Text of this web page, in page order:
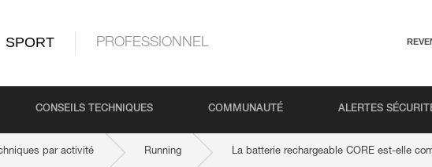
SPORT PROFESSIONNEL
CONSEILS TECHNIQUES COMMUNAUTÉ ALERTES
par activité Running La batterie rechargeable CORE est-elle